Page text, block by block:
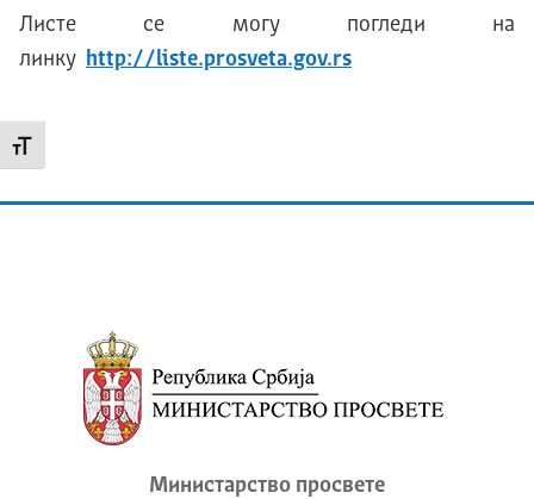
Промени величину слова
Листе се могу погледи на
линку
http://liste.prosveta.gov.rs
Министарство просвете